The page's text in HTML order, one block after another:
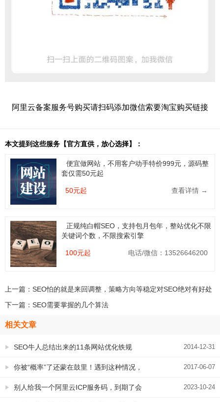
阿里云备案服务号购买请扫码添加微信索要淘宝购买链接
本文提到这些服务【官方直供，放心选择】：
便宜做网站，不用客户动手特价999元，源码整
套仅需50元起
50元起 查看详情 →
正规纯白帽SEO，支持包月包年，整站优化不限
关键词个数，不限搜索引擎
100元起 电话/微信：13526646200
上一篇： SEO怕的就是来回调整，策略方向等稳定对SEO绝对有好处
下一篇： SEO需要掌握的几个算法
相关文章
2014-12-31
SEO牛人总结出来的11条网站优化铁规
2017-06-07
你被“概率”了还蒙在鼓里！遇到这种情况，
不要在傻傻的等着SEO见效了！ 2023-10-24
别人给我一个阿里云ICP服务码，到期了会